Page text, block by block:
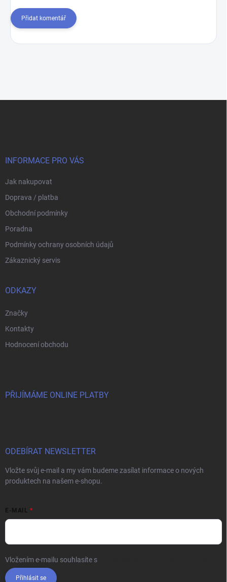
Přidat komentář
INFORMACE PRO VÁS
Jak nakupovat
Doprava / platba
Obchodní podmínky
Poradna
Podmínky ochrany osobních údajů
Zákaznický servis
ODKAZY
Značky
Kontakty
Hodnocení obchodu
PŘIJÍMÁME ONLINE PLATBY
ODEBÍRAT NEWSLETTER
Vložte svůj e-mail a my vám budeme zasílat informace o nových
produktech na našem e-shopu.
E-MAIL
Vložením e-mailu souhlasíte s
Přihlásit se